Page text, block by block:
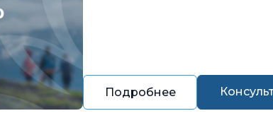
Подробнее